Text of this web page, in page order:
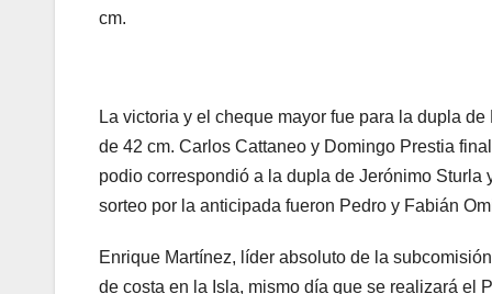
cm.
La victoria y el cheque mayor fue para la dupla
de 42 cm. Carlos Cattaneo y Domingo Prestia
podio correspondió a la dupla de Jerónimo Sturla
sorteo por la anticipada fueron Pedro y Fabián
Enrique Martínez, líder absoluto de la
de costa en la Isla, mismo día que se realizará el